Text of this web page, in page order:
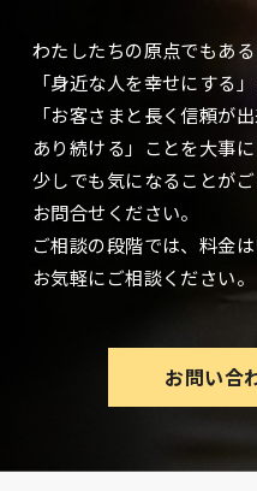
わたしたちの原点でもある
「身近な人を幸せにする」
「お客さまと長く信頼が
あり続ける」ことを大事に
少しでも気になることが
お問合せください。
ご相談の段階では、料金
お気軽にご相談ください。
お問い合